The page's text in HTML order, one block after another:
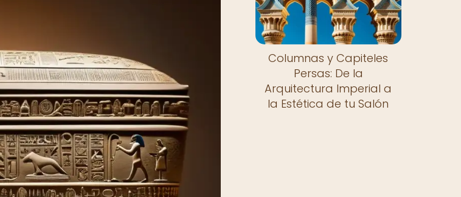
Columnas y Capiteles
Persas: De la
Arquitectura Imperial a
la Estética de tu Salón